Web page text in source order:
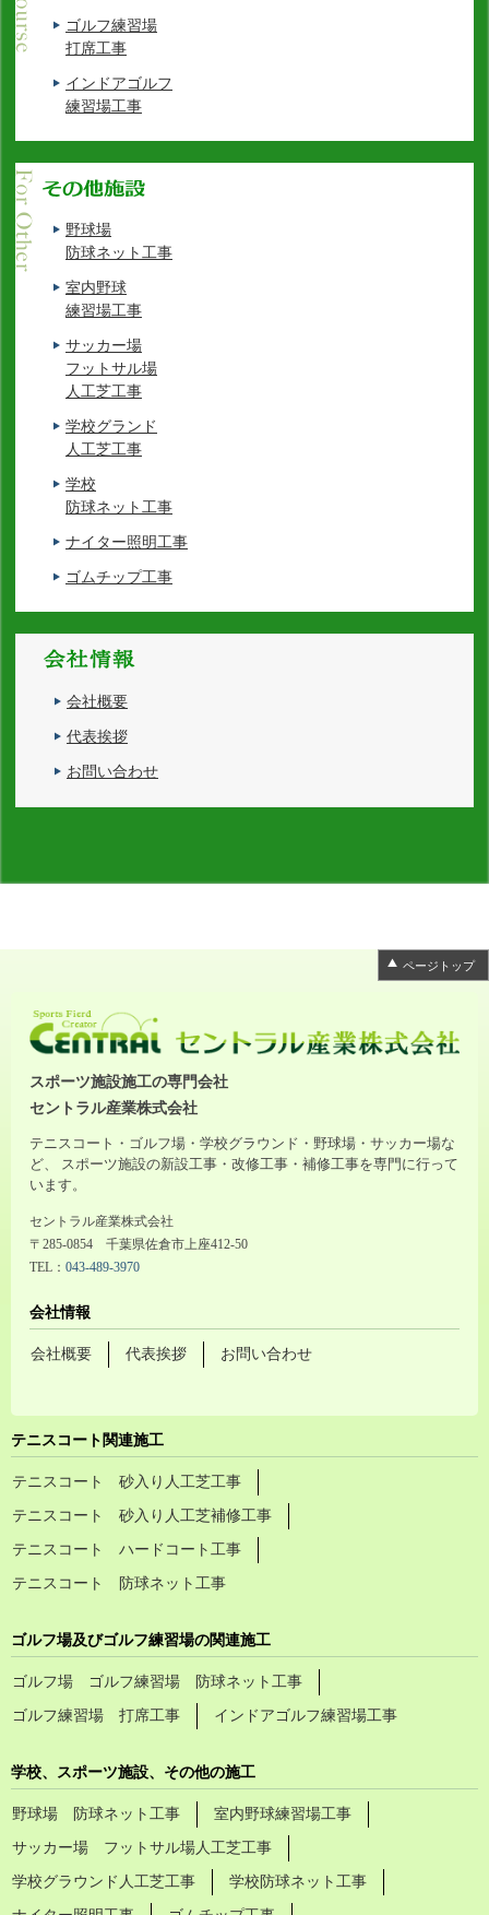
ゴルフ練習場
打席工事
インドアゴルフ
練習場工事
野球場
防球ネット工事
室内野球
練習場工事
サッカー場
フットサル場
人工芝工事
学校グランド
人工芝工事
学校
防球ネット工事
ナイター照明工事
ゴムチップ工事
会社概要
代表挨拶
お問い合わせ
ページトップ
スポーツ施設施工の専門会社
セントラル産業株式会社
テニスコート・ゴルフ場・学校グラウンド・野球場・サッカー場な
ど、 スポーツ施設の新設工事・改修工事・補修工事を専門に行って
います。
セントラル産業株式会社
〒285-0854 千葉県佐倉市上座412-50
TEL： 043-489-3970
会社情報
会社概要 代表挨拶 お問い合わせ
テニスコート関連施工
テニスコート 砂入り人工芝工事
テニスコート 砂入り人工芝補修工事
テニスコート ハードコート工事
テニスコート 防球ネット工事
ゴルフ場及びゴルフ練習場の関連施工
ゴルフ場 ゴルフ練習場 防球ネット工事
ゴルフ練習場 打席工事 インドアゴルフ練習場工事
学校、スポーツ施設、その他の施工
野球場 防球ネット工事 室内野球練習場工事
サッカー場 フットサル場人工芝工事
学校グラウンド人工芝工事 学校防球ネット工事